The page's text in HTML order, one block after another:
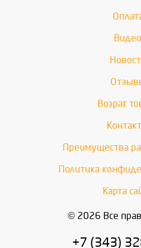
Видео
Возрат
Преимущества
Политика
Карта
© 2026 Все
+7 (343)